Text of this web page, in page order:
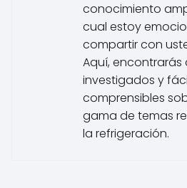
conocimiento
cual estoy
compartir con
Aquí, encontrarás
investigados y
comprensibles
gama de temas
la refrigeración.